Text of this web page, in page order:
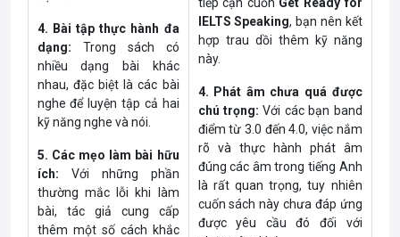
4. Bài tập thực hành đa
dạng: Trong sách có
nhiều dạng bài khác
nhau, đặc biệt là các bài
nghe để luyện tập cả hai
kỹ năng nghe và nói.
5. Các mẹo làm bài hữu
ích: Với những phần
thường mắc lỗi khi làm
bài, tác giả cung cấp
thêm một số cách khắc
tiếp cận cuốn Get Ready for
IELTS Speaking, bạn nên kết
hợp trau dồi thêm kỹ năng
này.
4. Phát âm chưa quá được
chú trọng:Với các bạn band
điểm từ 3.0 đến 4.0, việc nắm
rõ và thực hành phát âm
đúng các âm trong tiếng Anh
là rất quan trọng, tuy nhiên
cuốn sách này chưa đáp ứng
được yêu cầu đó đối với